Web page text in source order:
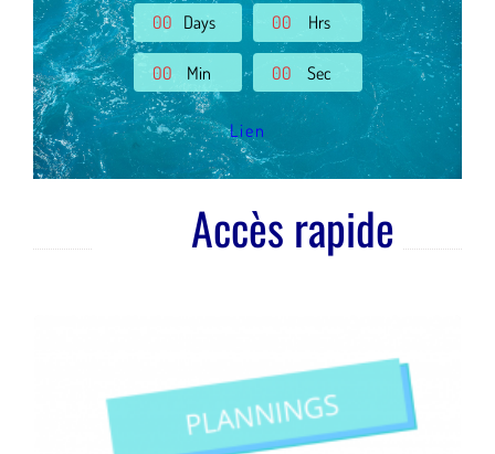
00 Days 00 Hrs
00 Min 00 Sec
Lien
Accès rapide
PISCINE PATER ET TAINA
CLASSES MER